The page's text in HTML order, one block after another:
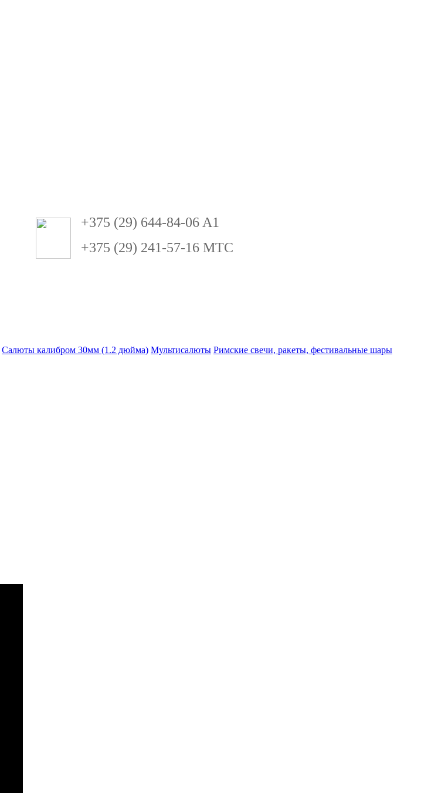
+375 (29) 644-84-06 A1
+375 (29) 241-57-16 MTC
Салюты калибром 30мм (1.2 дюйма) Мультисалюты Римские свечи, ракеты, фестивальные шары